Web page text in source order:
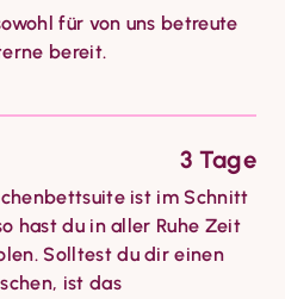
für von uns betreute
bereit.
3 Tage
ist im Schnitt
hast du in aller Ruhe Zeit
Solltest du dir einen
ist das